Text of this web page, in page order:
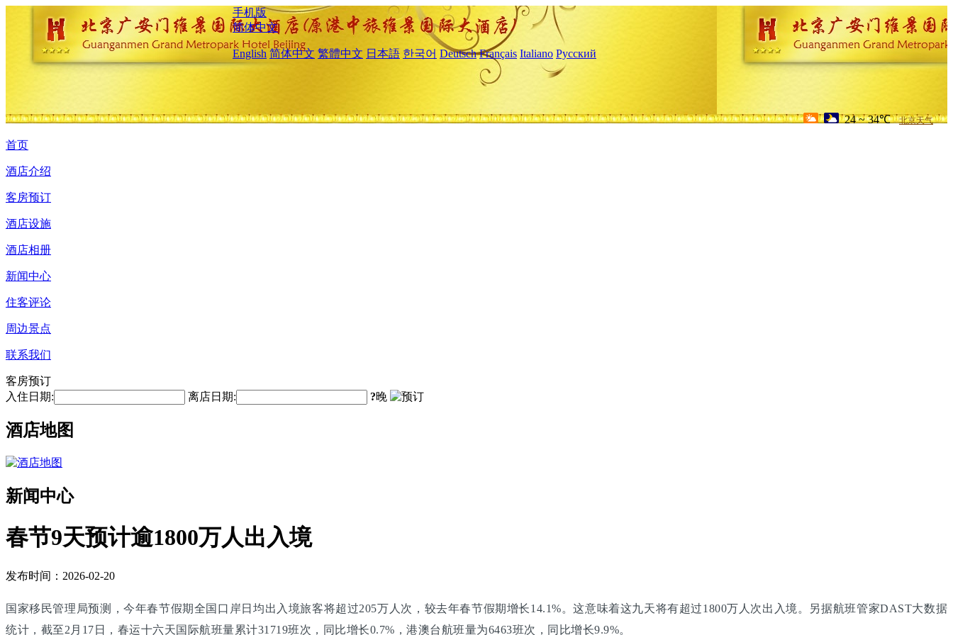
手机版
简体中文
English 简体中文 繁體中文 日本語 한국어 Deutsch Français Italiano Русский
24 ~ 34℃ 北京天气
首页
酒店介绍
客房预订
酒店设施
酒店相册
新闻中心
住客评论
周边景点
联系我们
客房预订
入住日期:
离店日期: ?晚
酒店地图
新闻中心
春节9天预计逾1800万人出入境
发布时间：2026-02-20
国家移民管理局预测，今年春节假期全国口岸日均出入境旅客将超过205万人次，较去年春节假期增长14.1%。这意味着这九天将有超过1800万人次出入境。另据航班管家DAST大数据
统计，截至2月17日，春运十六天国际航班量累计31719班次，同比增长0.7%，港澳台航班量为6463班次，同比增长9.9%。